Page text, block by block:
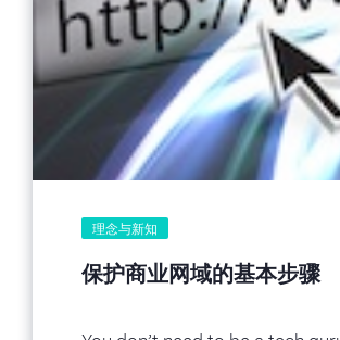
理念与新知
保护商业网域的基本步骤